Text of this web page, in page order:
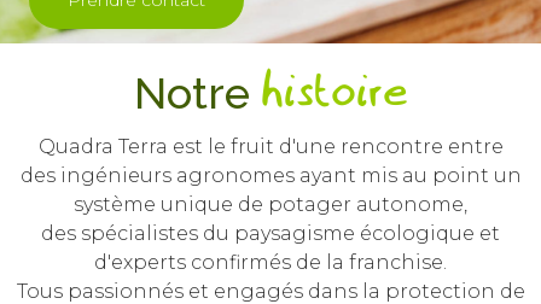
Notre histoire
Quadra Terra est le fruit d'une rencontre entre
des ingénieurs agronomes ayant mis au point un
système unique de potager autonome,
des spécialistes du paysagisme écologique et
d'experts confirmés de la franchise.
Tous passionnés et engagés dans la protection de